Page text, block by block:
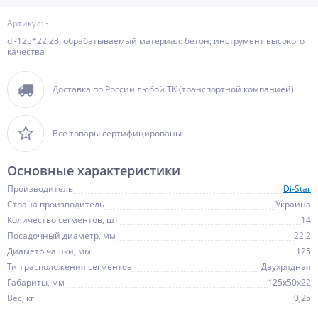
Артикул: -
d -125*22,23; обрабатываемый материал: бетон; инструмент высокого
качества
Доставка по России любой ТК (транспортной компанией)
Все товары сертифицированы
Основные характеристики
Производитель
Di-Star
Страна производитель
Украина
Количество сегментов, шт
14
Посадочный диаметр, мм
22.2
Диаметр чашки, мм
125
Тип расположения сегментов
Двухрядная
Габариты, мм
125х50х22
Вес, кг
0,25